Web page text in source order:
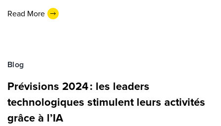
Read More
Blog
Prévisions 2024 : les leaders
technologiques stimulent leurs activités
grâce à l’IA